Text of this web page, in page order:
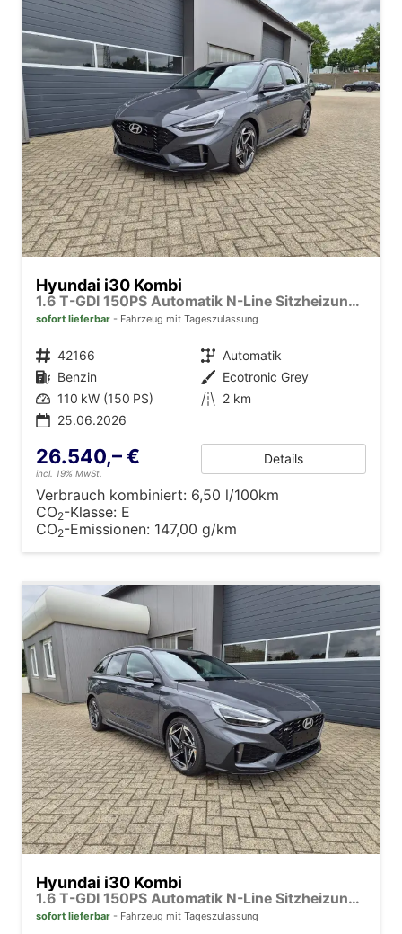
Hyundai i30 Kombi
1.6 T-GDI 150PS Automatik N-Line Sitzheizung Lenkradheizung Klimaautomatik Navi 10,3"-Touchscreen Bluelink Apple CarPlay + Android Auto PDC v+h Rückf.Kamera 18-LM
sofort lieferbar Fahrzeug mit Tageszulassung
Fahrzeugnr. 42166 Getriebe Automatik
Kraftstoff Benzin Außenfarbe Ecotronic Grey
Leistung 110 kW (150 PS) Kilometerstand 2 km
25.06.2026
26.540,– €
incl. 19% MwSt.
Details
Verbrauch kombiniert: 6,50 l/100km
CO2-Klasse: E
CO2-Emissionen: 147,00 g/km
Hyundai i30 Kombi
1.6 T-GDI 150PS Automatik N-Line Sitzheizung Lenkradheizung Klimaautomatik Navi 10,3"-Touchscreen Bluelink Apple CarPlay + Android Auto PDC v+h Rückf.Kamera 18-LM
sofort lieferbar Fahrzeug mit Tageszulassung